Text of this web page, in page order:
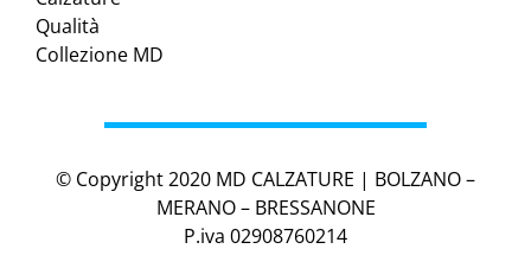
Qualità
Collezione MD
© Copyright 2020 MD CALZATURE | BOLZANO –
MERANO – BRESSANONE
P.iva 02908760214